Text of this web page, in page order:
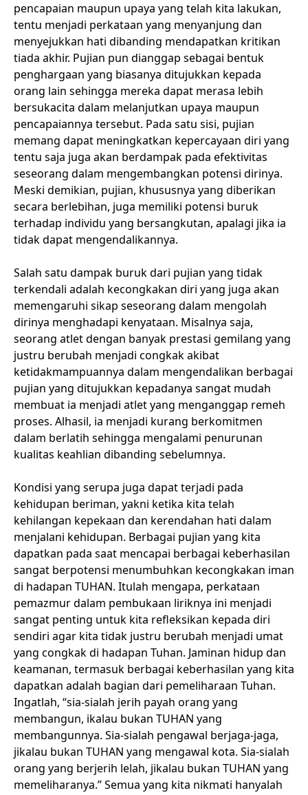
pencapaian maupun upaya yang telah kita lakukan,
tentu menjadi perkataan yang menyanjung dan
menyejukkan hati dibanding mendapatkan kritikan
tiada akhir. Pujian pun dianggap sebagai bentuk
penghargaan yang biasanya ditujukkan kepada
orang lain sehingga mereka dapat merasa lebih
bersukacita dalam melanjutkan upaya maupun
pencapaiannya tersebut. Pada satu sisi, pujian
memang dapat meningkatkan kepercayaan diri yang
tentu saja juga akan berdampak pada efektivitas
seseorang dalam mengembangkan potensi dirinya.
Meski demikian, pujian, khususnya yang diberikan
secara berlebihan, juga memiliki potensi buruk
terhadap individu yang bersangkutan, apalagi jika ia
tidak dapat mengendalikannya.
Salah satu dampak buruk dari pujian yang tidak
terkendali adalah kecongkakan diri yang juga akan
memengaruhi sikap seseorang dalam mengolah
dirinya menghadapi kenyataan. Misalnya saja,
seorang atlet dengan banyak prestasi gemilang yang
justru berubah menjadi congkak akibat
ketidakmampuannya dalam mengendalikan berbagai
pujian yang ditujukkan kepadanya sangat mudah
membuat ia menjadi atlet yang menganggap remeh
proses. Alhasil, ia menjadi kurang berkomitmen
dalam berlatih sehingga mengalami penurunan
kualitas keahlian dibanding sebelumnya.
Kondisi yang serupa juga dapat terjadi pada
kehidupan beriman, yakni ketika kita telah
kehilangan kepekaan dan kerendahan hati dalam
menjalani kehidupan. Berbagai pujian yang kita
dapatkan pada saat mencapai berbagai keberhasilan
sangat berpotensi menumbuhkan kecongkakan iman
di hadapan TUHAN. Itulah mengapa, perkataan
pemazmur dalam pembukaan liriknya ini menjadi
sangat penting untuk kita refleksikan kepada diri
sendiri agar kita tidak justru berubah menjadi umat
yang congkak di hadapan Tuhan. Jaminan hidup dan
keamanan, termasuk berbagai keberhasilan yang kita
dapatkan adalah bagian dari pemeliharaan Tuhan.
Ingatlah, “sia-sialah jerih payah orang yang
membangun, ikalau bukan TUHAN yang
membangunnya. Sia-sialah pengawal berjaga-jaga,
jikalau bukan TUHAN yang mengawal kota. Sia-sialah
orang yang berjerih lelah, jikalau bukan TUHAN yang
memeliharanya.” Semua yang kita nikmati hanyalah